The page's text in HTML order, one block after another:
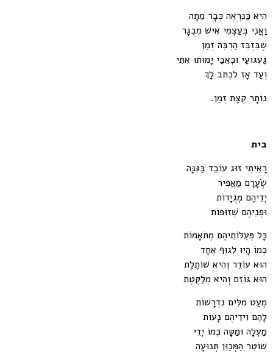
הִיא כַּנִּרְאֶה כְּבָר מֵתָה
וַאֲנִי בְּעַצְמִי אִישׁ מְבֻגָּר
שֶׁבִּזְבֵּז הַרְבֵּה זְמַן
גַּעְגּוּעַי וּכְאֵבַי יָמוּתוּ אִתִּי
וְעַד אָז לִכְתֹּב לָךְ
נוֹתָר קְצָת זְמַן.
בית
רָאִיתִי זוּג עוֹבֵד בַּגִּנָּה
שְׂעָרָם מַאֲפִיר
יְדֵיהֶם מְגֻיָּדוֹת
וּפְנֵיהֶם שְׁזוּפוֹת
כָּל פְּעֻלּוֹתֵיהֶם מְתֹאָמוֹת
כְּמוֹ הָיוּ לְגוּף אֶחָד
הוּא עוֹדֵר וְהִיא שׁוֹתֶלֶת
הוּא גּוֹזֵם וְהִיא מְלַקֶּטֶת
מְעַט מִלִּים נִדְרָשׁוֹת
לָהֶם וִידֵיהֶם נָעוֹת
מַעְלָה וּמַטָּה כְּמוֹ יְדֵי
שׁוֹטֵר הַמְּכַוֵּן תְּנוּעָה